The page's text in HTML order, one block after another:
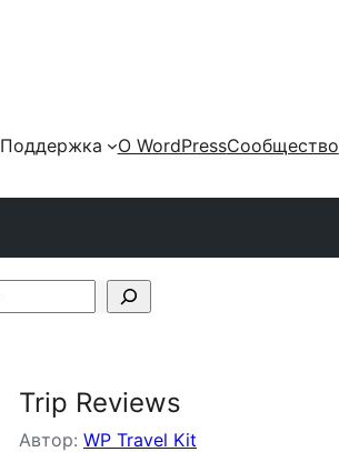
Поддержка О WordPressСообщество
Trip Reviews
Автор: WP Travel Kit